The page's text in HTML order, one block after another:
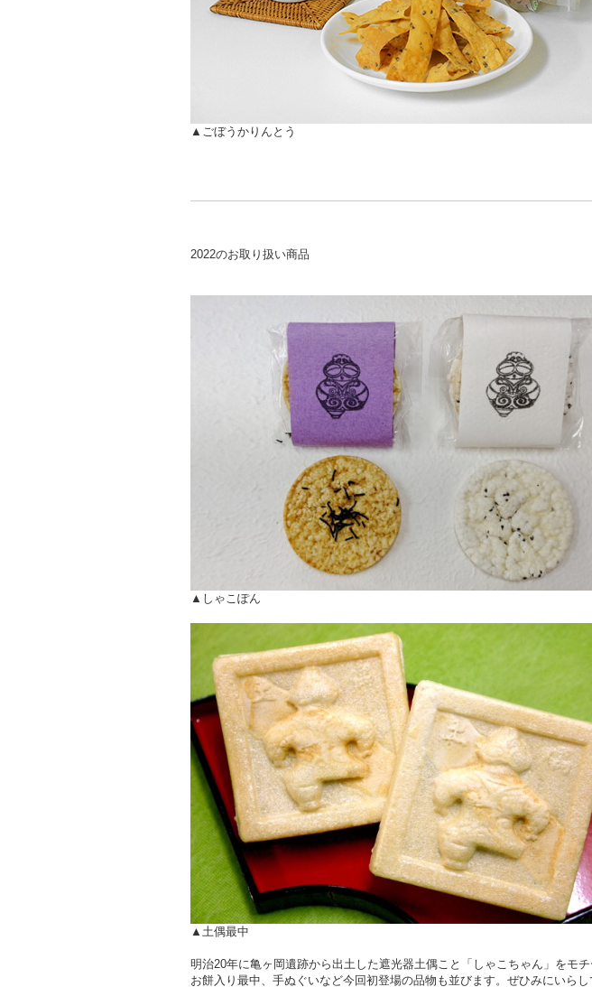
▲ごぼうかりんとう
2022のお取り扱い商品
▲しゃこぽん
▲土偶最中
明治20年に亀ヶ岡遺跡から出土した遮光器土偶こと「しゃこちゃん」をモ
お餅入り最中、手ぬぐいなど今回初登場の品物も並びます。ぜひみにいらし